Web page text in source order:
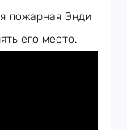
пожарная Энди
его место.